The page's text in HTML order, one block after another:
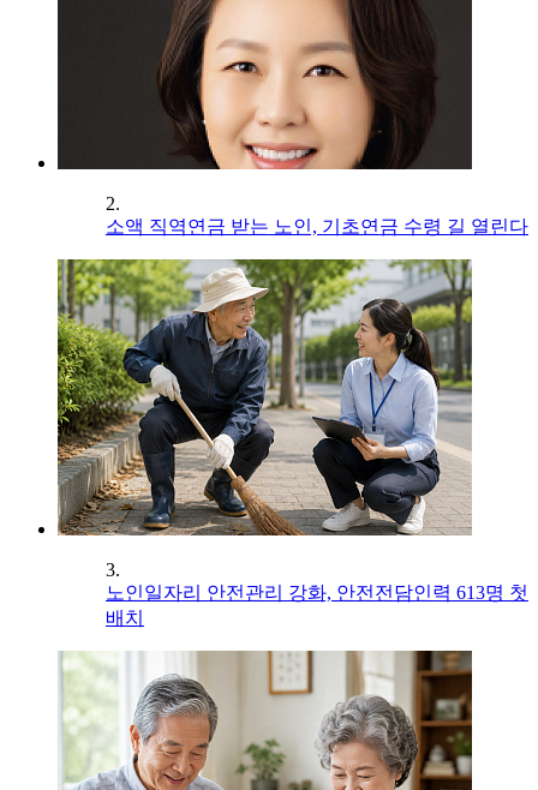
2.
소액 직역연금 받는 노인, 기초연금 수령 길 열린다
3.
노인일자리 안전관리 강화, 안전전담인력 613명 첫
배치